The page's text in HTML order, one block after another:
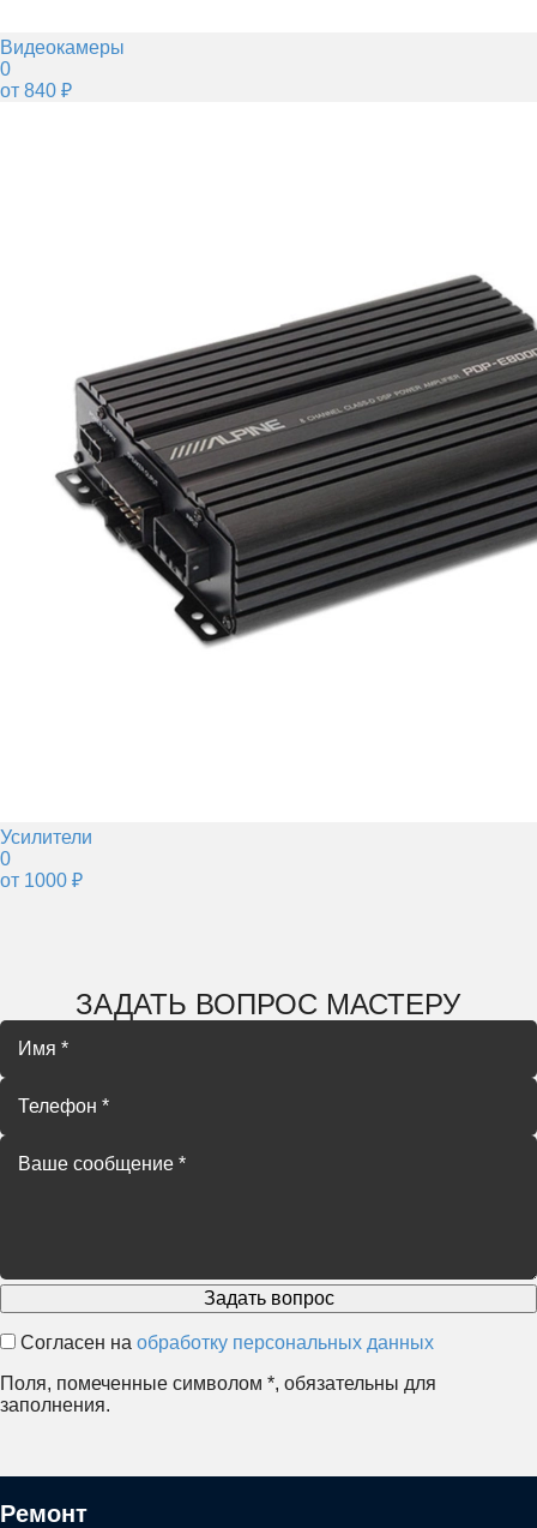
Видеокамеры
0
от 840 ₽
Усилители
0
от 1000 ₽
ЗАДАТЬ ВОПРОС МАСТЕРУ
Согласен на обработку персональных данных
Поля, помеченные символом *, обязательны для
заполнения.
Ремонт